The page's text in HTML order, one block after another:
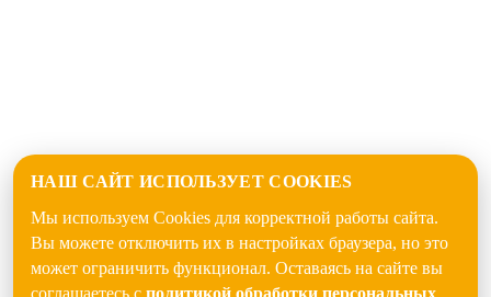
НАШ САЙТ ИСПОЛЬЗУЕТ COOKIES
Мы используем Cookies для корректной работы сайта.
Вы можете отключить их в настройках браузера, но это
может ограничить функционал. Оставаясь на сайте вы
соглашаетесь с политикой обработки персональных